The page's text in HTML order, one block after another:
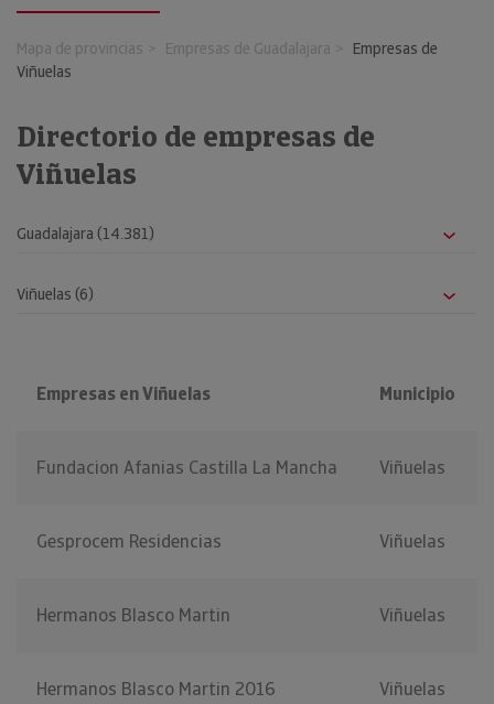
Mapa de provincias Empresas de Guadalajara
Empresas de
Viñuelas
Directorio de empresas de
Viñuelas
Empresas en Viñuelas Municipio
Fundacion Afanias Castilla La Mancha Viñuelas
Gesprocem Residencias Viñuelas
Hermanos Blasco Martin Viñuelas
Hermanos Blasco Martin 2016 Viñuelas